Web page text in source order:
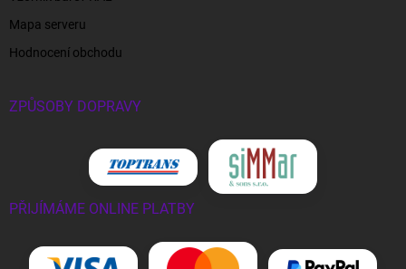
Mapa serveru
Hodnocení obchodu
ZPŮSOBY DOPRAVY
PŘIJÍMÁME ONLINE PLATBY